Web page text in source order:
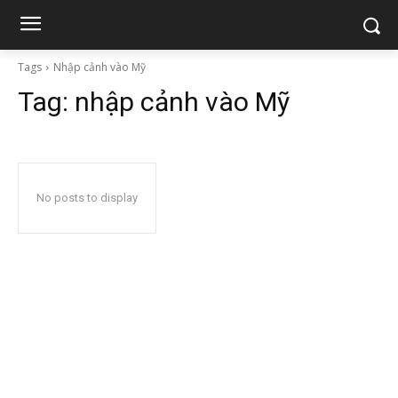
Tags Nhập cảnh vào Mỹ
Tag: nhập cảnh vào Mỹ
No posts to display